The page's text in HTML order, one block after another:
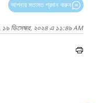
আপনার মতামত প্রদান করুন
১৯ ডিসেম্বর, ২০২৪ এ ১১:৪৯ AM